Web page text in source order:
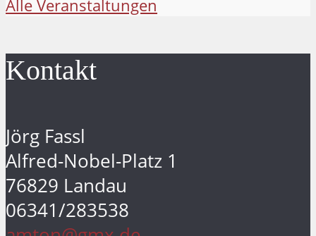
Alle Veranstaltungen
Kontakt
Jörg Fassl
Alfred-Nobel-Platz 1
76829 Landau
06341/283538